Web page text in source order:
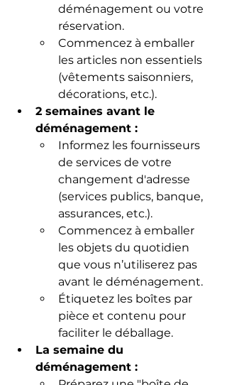
déménagement ou votre
réservation.
Commencez à emballer
les articles non essentiels
(vêtements saisonniers,
décorations, etc.).
2 semaines avant le
déménagement :
Informez les fournisseurs
de services de votre
changement d'adresse
(services publics, banque,
assurances, etc.).
Commencez à emballer
les objets du quotidien
que vous n’utiliserez pas
avant le déménagement.
Étiquetez les boîtes par
pièce et contenu pour
faciliter le déballage.
La semaine du
déménagement :